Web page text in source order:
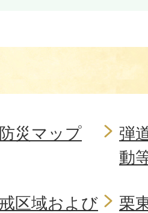
災マップ
弾
動
区域および
栗